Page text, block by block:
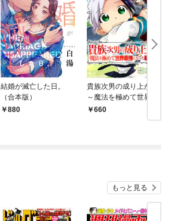
結婚が滅亡した日。
（合本版）
880
貴族次男の成り上がり
～魔法を極めて世界最
強になった転生者～
660
もっと見る